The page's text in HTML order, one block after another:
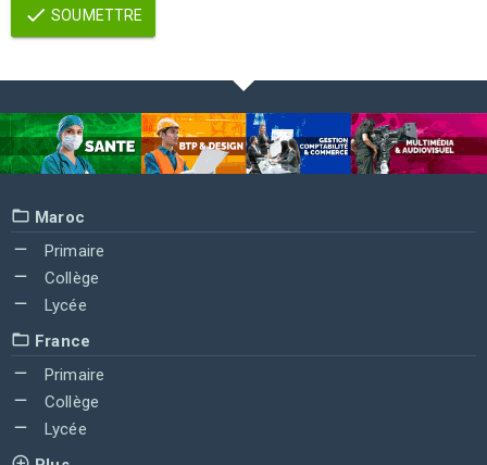
SOUMETTRE
Maroc
Primaire
Collège
Lycée
France
Primaire
Collège
Lycée